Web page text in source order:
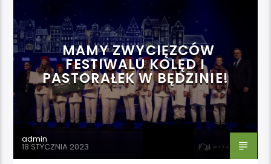
WYDARZENIA
MAMY ZWYCIĘZCÓW
FESTIWALU KOLĘD I
PASTORAŁEK W BĘDZINIE!
admin
18 STYCZNIA 2023